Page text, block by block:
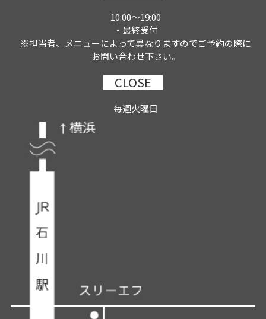
10:00～19:00
・最終受付
※担当者、メニューによって異なりますのでご予約の際に
お問い合わせ下さい。
CLOSE
毎週火曜日